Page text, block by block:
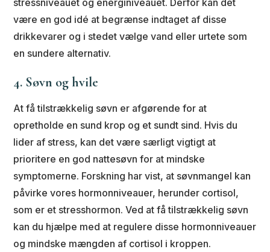
stressniveauet og energiniveauet. Derfor kan det
være en god idé at begrænse indtaget af disse
drikkevarer og i stedet vælge vand eller urtete som
en sundere alternativ.
4. Søvn og hvile
At få tilstrækkelig søvn er afgørende for at
opretholde en sund krop og et sundt sind. Hvis du
lider af stress, kan det være særligt vigtigt at
prioritere en god nattesøvn for at mindske
symptomerne. Forskning har vist, at søvnmangel kan
påvirke vores hormonniveauer, herunder cortisol,
som er et stresshormon. Ved at få tilstrækkelig søvn
kan du hjælpe med at regulere disse hormonniveauer
og mindske mængden af cortisol i kroppen.